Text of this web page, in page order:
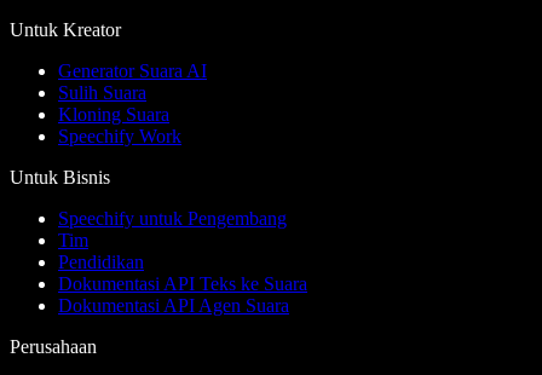
Untuk Kreator
Generator Suara AI
Sulih Suara
Kloning Suara
Speechify Work
Untuk Bisnis
Speechify untuk Pengembang
Tim
Pendidikan
Dokumentasi API Teks ke Suara
Dokumentasi API Agen Suara
Perusahaan